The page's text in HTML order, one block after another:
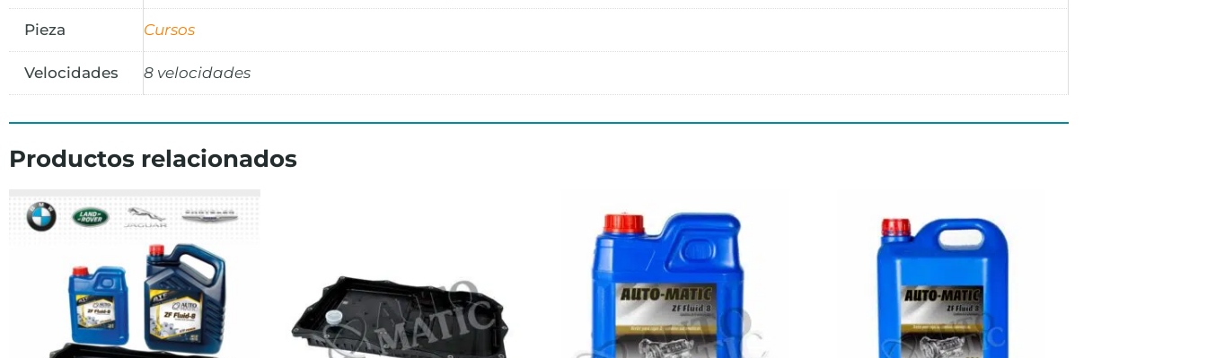
Pieza Cursos
Velocidades 8 velocidades
Productos relacionados